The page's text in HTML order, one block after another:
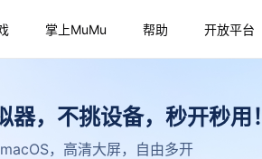
掌上MuMu 帮助 开放平台
，不挑设备，秒开秒用！
，高清大屏，自由多开